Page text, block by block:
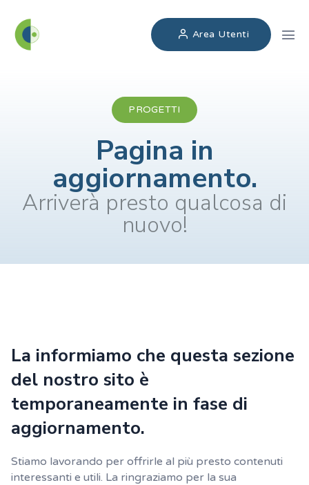
Area Utenti
PROGETTI
Pagina in
aggiornamento.
Arriverà presto qualcosa di
nuovo!
La informiamo che questa sezione
del nostro sito è
temporaneamente in fase di
aggiornamento.
Stiamo lavorando per offrirle al più presto contenuti
interessanti e utili. La ringraziamo per la sua